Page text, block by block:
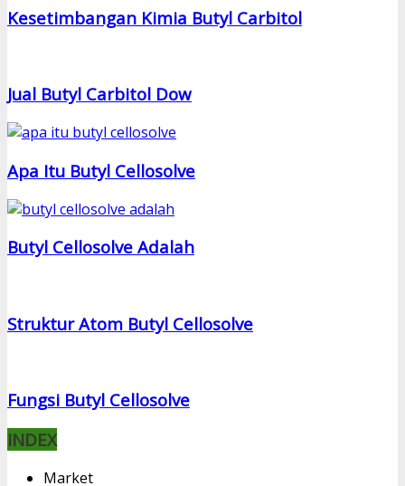
Kesetimbangan Kimia Butyl Carbitol
Jual Butyl Carbitol Dow
Apa Itu Butyl Cellosolve
Butyl Cellosolve Adalah
Struktur Atom Butyl Cellosolve
Fungsi Butyl Cellosolve
INDEX
Market